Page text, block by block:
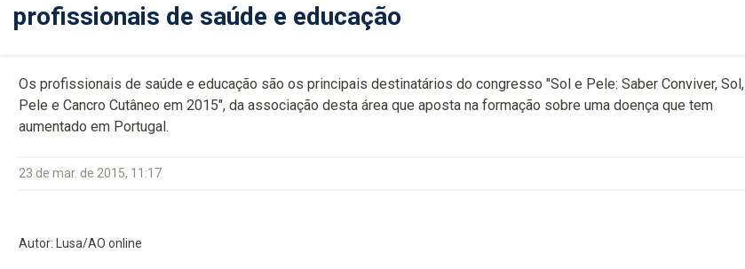
profissionais de saúde e educação
Os profissionais de saúde e educação são os principais destinatários do congresso "Sol e Pele: Saber Conviver, Sol,
Pele e Cancro Cutâneo em 2015", da associação desta área que aposta na formação sobre uma doença que tem
aumentado em Portugal.
23 de mar. de 2015, 11:17
Autor: Lusa/AO online